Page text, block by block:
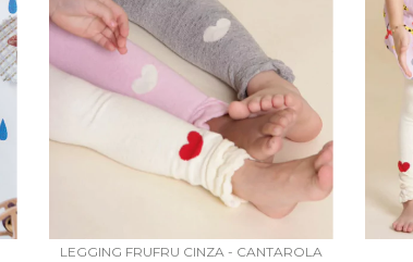
LEGGING FRUFRU CINZA - CANTAROLA